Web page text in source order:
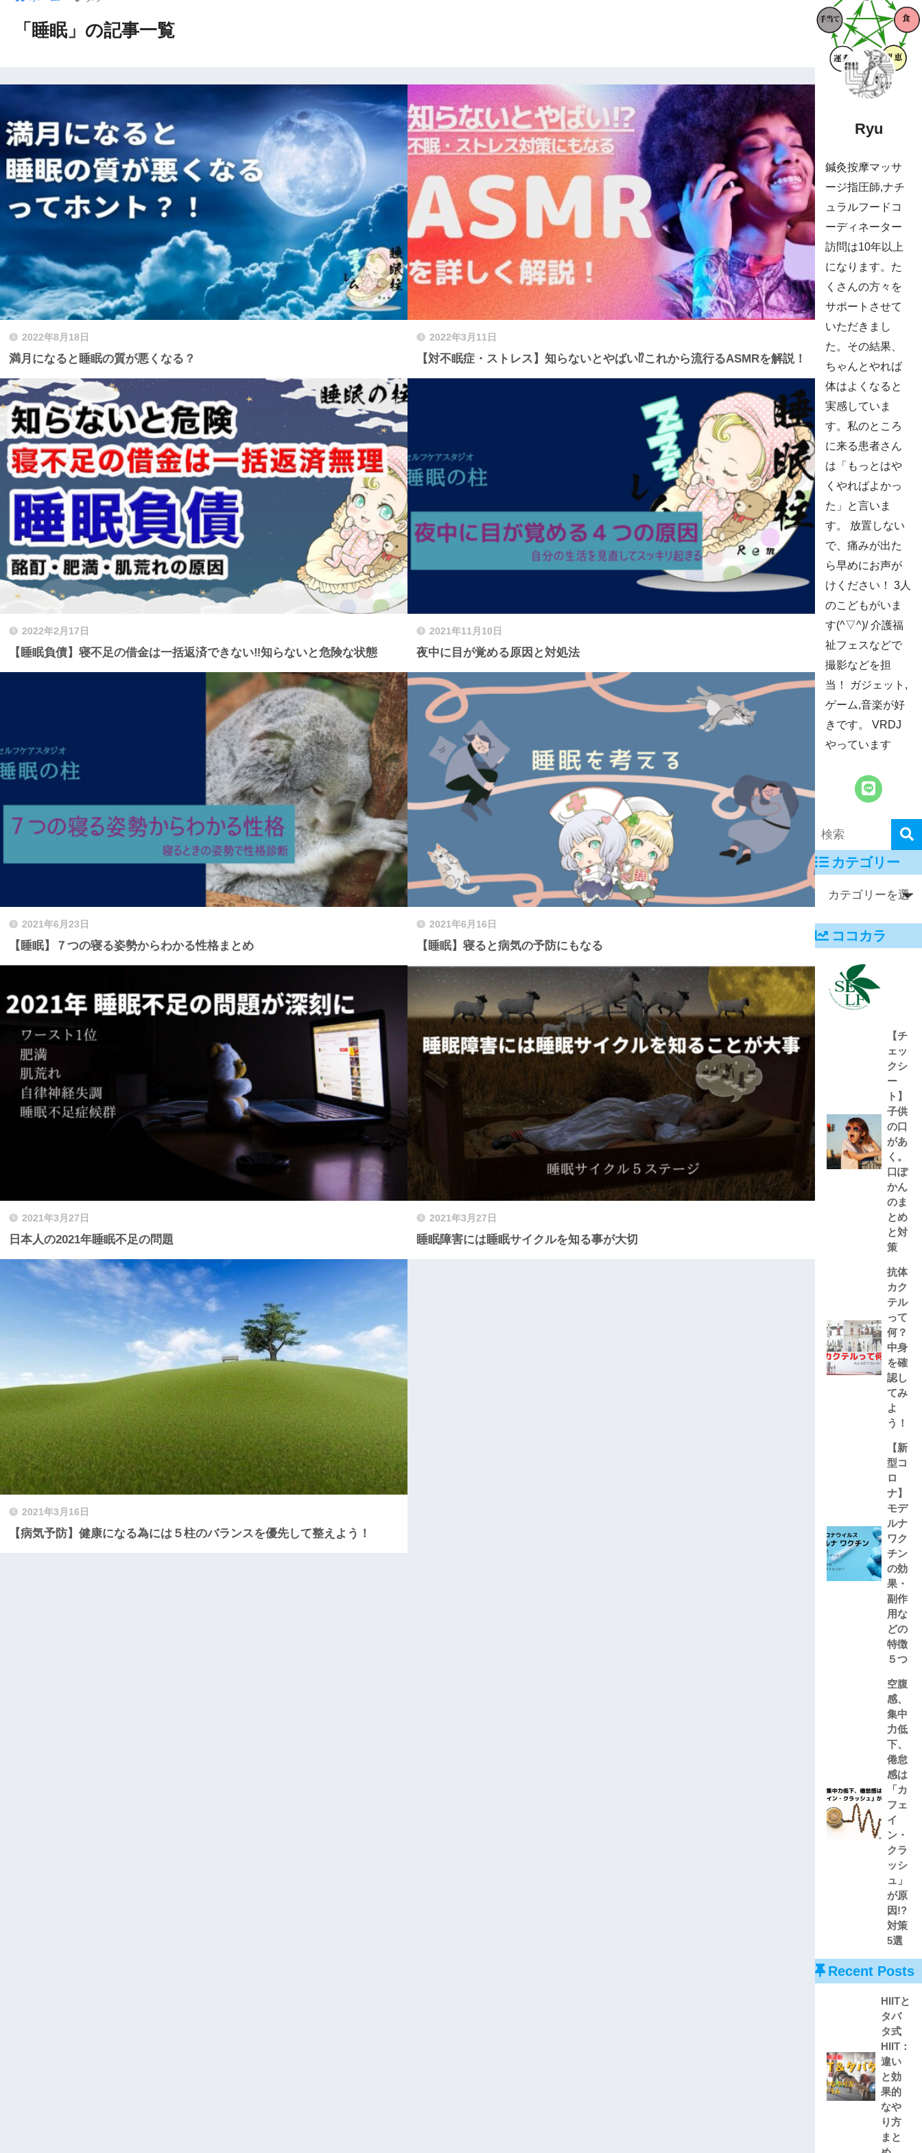
「睡眠」の記事一覧
2022年8月18日
満月になると睡眠の質が悪くなる？
2022年3月11日
【対不眠症・ストレス】知らないとやばい⁉︎これから流行るASMRを解説！
2022年2月17日
【睡眠負債】寝不足の借金は一括返済できない‼︎知らないと危険な状態
2021年11月10日
夜中に目が覚める原因と対処法
2021年6月23日
【睡眠】７つの寝る姿勢からわかる性格まとめ
2021年6月16日
【睡眠】寝ると病気の予防にもなる
2021年3月27日
日本人の2021年睡眠不足の問題
2021年3月27日
睡眠障害には睡眠サイクルを知る事が大切
2021年3月16日
【病気予防】健康になる為には５柱のバランスを優先して整えよう！
Ryu
鍼灸按摩マッサ
ージ指圧師,ナチ
ュラルフードコ
ーディネーター
訪問は10年以上
になります。た
くさんの方々を
サポートさせて
いただきまし
た。その結果、
ちゃんとやれば
体はよくなると
実感していま
す。私のところ
に来る患者さん
は「もっとはや
くやればよかっ
た」と言いま
す。 放置しない
で、痛みが出た
ら早めにお声が
けください！ 3人
のこどもがいま
す(^▽^)/ 介護福
祉フェスなどで
撮影などを担
当！ ガジェット,
ゲーム,音楽が好
きです。 VRDJ
やっています
カテゴリー
ココカラ
【チ
ェッ
クシ
ー
ト】
子供
の口
があ
く。
口ぽ
かん
のま
とめ
と対
策
抗体
カク
テル
って
何？
中身
を確
認し
てみ
よ
う！
【新
型コ
ロ
ナ】
モデ
ルナ
ワク
チン
の効
果・
副作
用な
どの
特徴
５つ
空腹
感、
集中
力低
下、
倦怠
感は
「カ
フェ
イ
ン・
クラ
ッシ
ュ」
が原
因!?
対策
5選
Recent Posts
HIITと
タバ
タ式
HIIT：
違い
と効
果的
なや
り方
まと